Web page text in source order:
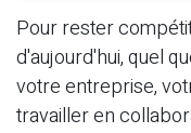
Pour rester
d'aujourd'hui, quel
votre entreprise,
travailler en